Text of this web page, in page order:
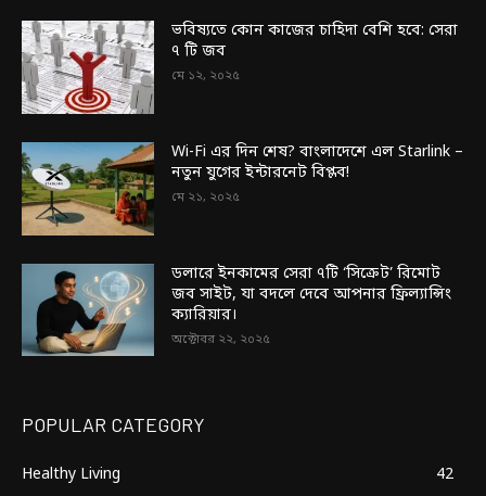
ভবিষ্যতে কোন কাজের চাহিদা বেশি হবে: সেরা
৭ টি জব
মে ১২, ২০২৫
Wi-Fi এর দিন শেষ? বাংলাদেশে এল Starlink –
নতুন যুগের ইন্টারনেট বিপ্লব!
মে ২১, ২০২৫
ডলারে ইনকামের সেরা ৭টি ‘সিক্রেট’ রিমোট
জব সাইট, যা বদলে দেবে আপনার ফ্রিল্যান্সিং
ক্যারিয়ার।
অক্টোবর ২২, ২০২৫
POPULAR CATEGORY
Healthy Living
42